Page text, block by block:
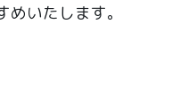
いたします。